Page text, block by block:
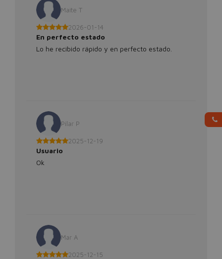
Maite T
2026-01-14
En perfecto estado
Lo he recibido rápido y en perfecto estado.
Pilar P
2025-12-19
Usuario
Ok
Mar A
2025-12-15